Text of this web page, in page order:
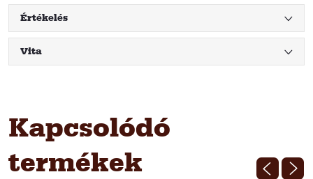
Értékelés
Vita
Kapcsolódó
termékek